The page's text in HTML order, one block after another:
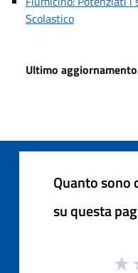
Scolastico
Ultimo aggiornamento
Quanto sono
su questa